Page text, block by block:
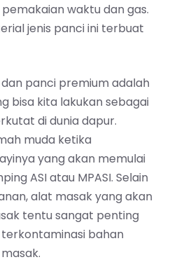
waktu dan gas.
jenis panci ini terbuat
panci premium adalah
bisa kita lakukan sebagai
di dunia dapur.
muda ketika
yang akan memulai
ASI atau MPASI. Selain
alat masak yang akan
tentu sangat penting
bahan